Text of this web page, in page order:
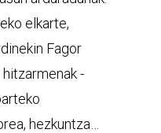
elkarte,
Fagor
-
hezkuntza…